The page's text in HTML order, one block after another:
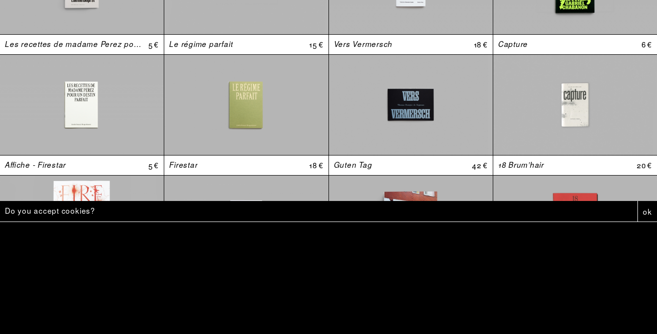
Les recettes de madame Perez pour un destin parfait 5 € Le régime parfait 15 € Vers Vermersch 18 € Capture 6 €
Affiche - Firestar 5 € Firestar 18 € Guten Tag 42 € 18 Brum’hair 20 €
Do you accept cookies? ok